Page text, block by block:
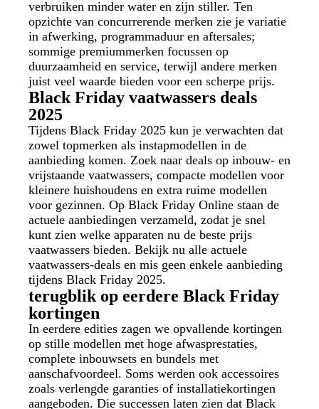
verbruiken minder water en zijn stiller. Ten
opzichte van concurrerende merken zie je variatie
in afwerking, programmaduur en aftersales;
sommige premiummerken focussen op
duurzaamheid en service, terwijl andere merken
juist veel waarde bieden voor een scherpe prijs.
Black Friday vaatwassers deals
2025
Tijdens Black Friday 2025 kun je verwachten dat
zowel topmerken als instapmodellen in de
aanbieding komen. Zoek naar deals op inbouw- en
vrijstaande vaatwassers, compacte modellen voor
kleinere huishoudens en extra ruime modellen
voor gezinnen. Op Black Friday Online staan de
actuele aanbiedingen verzameld, zodat je snel
kunt zien welke apparaten nu de beste prijs
vaatwassers bieden. Bekijk nu alle actuele
vaatwassers-deals en mis geen enkele aanbieding
tijdens Black Friday 2025.
terugblik op eerdere Black Friday
kortingen
In eerdere edities zagen we opvallende kortingen
op stille modellen met hoge afwasprestaties,
complete inbouwsets en bundels met
aanschafvoordeel. Soms werden ook accessoires
zoals verlengde garanties of installatiekortingen
aangeboden. Die successen laten zien dat Black